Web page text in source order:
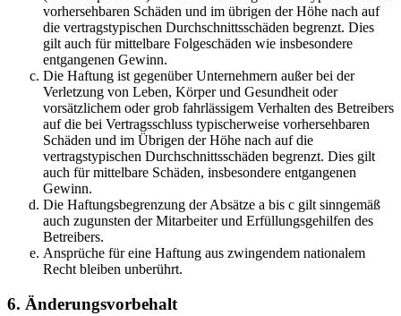
vorhersehbaren Schäden und im übrigen der Höhe nach auf
die vertragstypischen Durchschnittsschäden begrenzt. Dies
gilt auch für mittelbare Folgeschäden wie insbesondere
entgangenen Gewinn.
Die Haftung ist gegenüber Unternehmern außer bei der
Verletzung von Leben, Körper und Gesundheit oder
vorsätzlichem oder grob fahrlässigem Verhalten des Betreibers
auf die bei Vertragsschluss typischerweise vorhersehbaren
Schäden und im Übrigen der Höhe nach auf die
vertragstypischen Durchschnittsschäden begrenzt. Dies gilt
auch für mittelbare Schäden, insbesondere entgangenen
Gewinn.
Die Haftungsbegrenzung der Absätze a bis c gilt sinngemäß
auch zugunsten der Mitarbeiter und Erfüllungsgehilfen des
Betreibers.
Ansprüche für eine Haftung aus zwingendem nationalem
Recht bleiben unberührt.
6. Änderungsvorbehalt